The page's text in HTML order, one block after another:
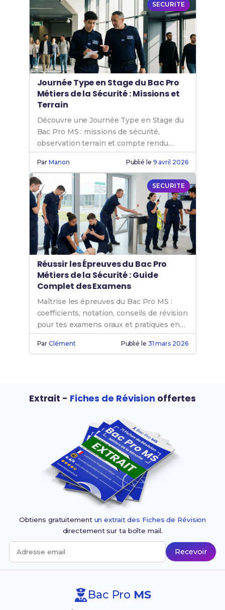
SECURITE
Journée Type en Stage du Bac Pro
Métiers de la Sécurité : Missions et
Terrain
Découvre une Journée Type en Stage du
Bac Pro MS : missions de sécurité,
observation terrain et compte rendu
professionnel.
ParManon Publié le 9 avril 2026
SECURITE
Réussir les Épreuves du Bac Pro
Métiers de la Sécurité : Guide
Complet des Examens
Maîtrise les épreuves du Bac Pro MS :
coefficients, notation, conseils de révision
pour tes examens oraux et pratiques en
sécurité.
ParClément Publié le 31 mars 2026
Extrait - Fiches de Révision offertes
Obtiens gratuitement un extrait des Fiches de Révision
directement sur ta boîte mail.
Adresse email Recevoir
Bac Pro MS